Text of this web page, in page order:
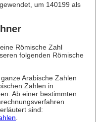
um 140199 als
Römische Zahl
folgenden Römische
Arabische Zahlen
Zahlen in
Ab einer bestimmten
sind: